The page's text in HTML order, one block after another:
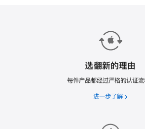
选翻新的理由
每件产品都经过严格的认证流
进一步了解 选